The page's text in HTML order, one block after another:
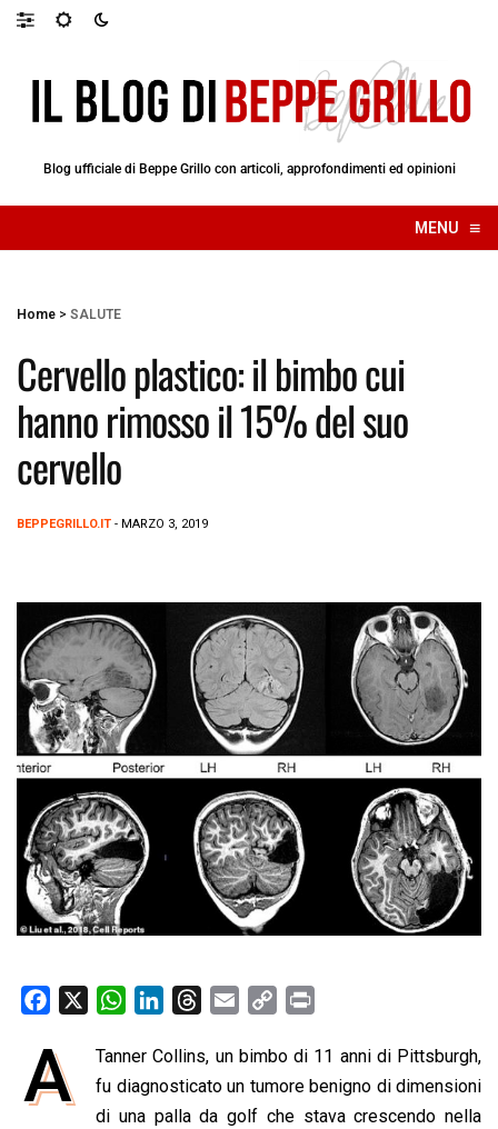
Blog ufficiale di Beppe Grillo con articoli, approfondimenti ed opinioni
MENU ≡
☰
Home > SALUTE
Cervello plastico: il bimbo cui
hanno rimosso il 15% del suo
cervello
BEPPEGRILLO.IT - MARZO 3, 2019
c
e
W
a
t
s
n
k
e
r
e
a
a
i
l
p
y
L
i
n
t
A
Tanner Collins, un bimbo di 11 anni di Pittsburgh,
fu diagnosticato un tumore benigno di dimensioni
di una palla da golf che stava crescendo nella